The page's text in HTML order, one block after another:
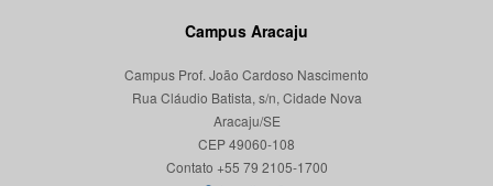
Campus Aracaju
Campus Prof. João Cardoso Nascimento
Rua Cláudio Batista, s/n, Cidade Nova
Aracaju/SE
CEP 49060-108